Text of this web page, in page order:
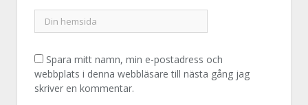
Spara mitt namn, min e-postadress och
webbplats i denna webbläsare till nästa gång jag
skriver en kommentar.